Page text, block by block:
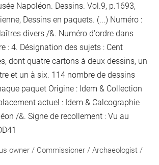
Napoléon. Dessins. Vol.9, p.1693,
Dessins en paquets. (...) Numéro :
divers /&. Numéro d'ordre dans
: 4. Désignation des sujets : Cent
dont quatre cartons à deux dessins, un
et un à six. 114 nombre de dessins
paquet Origine : Idem & Collection
actuel : Idem & Calcographie
/&. Signe de recollement :Vu au
owner / Commissioner / Archaeologist /